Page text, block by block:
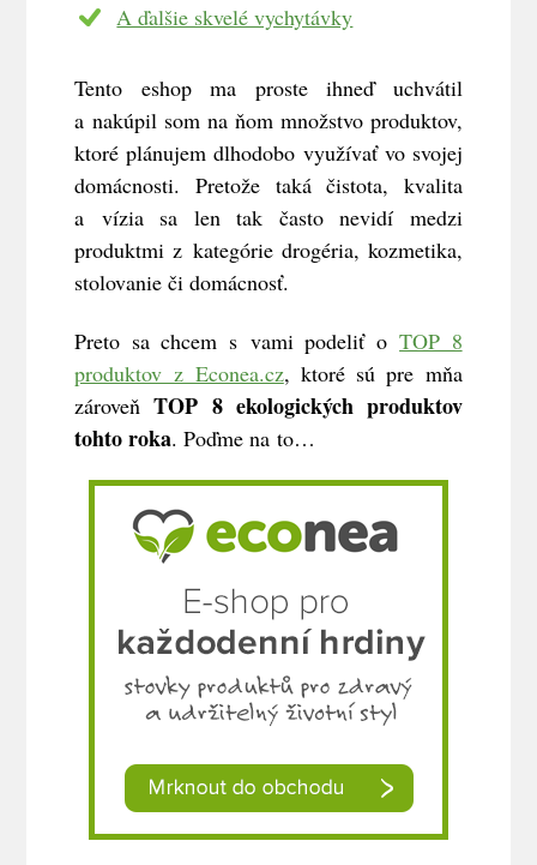
A ďalšie skvelé vychytávky
Tento eshop ma proste ihneď uchvátil
a nakúpil som na ňom množstvo produktov,
ktoré plánujem dlhodobo využívať vo svojej
domácnosti. Pretože taká čistota, kvalita
a vízia sa len tak často nevidí medzi
produktmi z kategórie drogéria, kozmetika,
stolovanie či domácnosť.
Preto sa chcem s vami podeliť oTOP 8
produktov z Econea.cz, ktoré sú pre mňa
zároveňTOP 8 ekologických produktov
tohto roka. Poďme na to…